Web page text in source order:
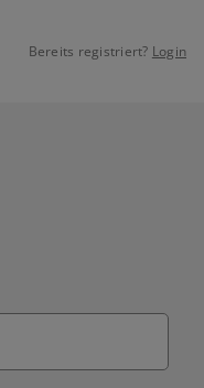
Bereits registriert? Login